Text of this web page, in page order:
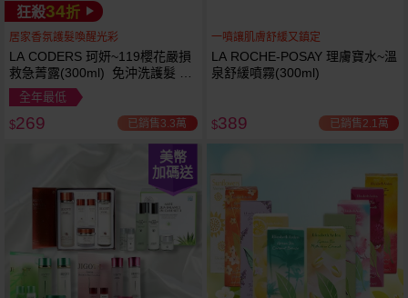
狂殺34折
居家香氛護髮喚醒光彩
LA CODERS 珂妍~119櫻花嚴損
救急菁露(300ml) 免沖洗護髮 蕾
舒法克
全年最低
$269 已銷售3.3萬
一噴讓肌膚舒緩又鎮定
LA ROCHE-POSAY 理膚寶水~溫
泉舒緩噴霧(300ml)
$389 已銷售2.1萬
美幣
加碼送